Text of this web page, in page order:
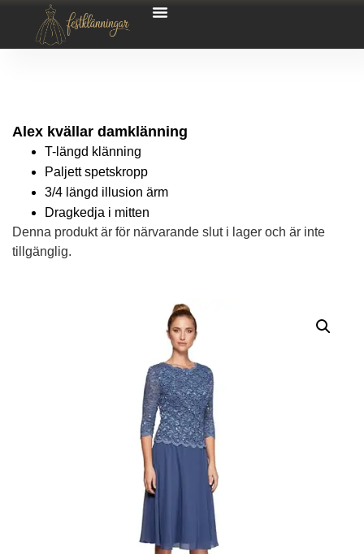
Alex kvällar damklänning
T-längd klänning
Paljett spetskropp
3/4 längd illusion ärm
Dragkedja i mitten
Denna produkt är för närvarande slut i lager och är inte
tillgänglig.